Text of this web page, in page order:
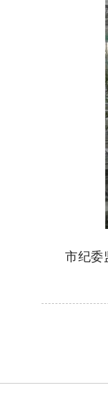
市纪委